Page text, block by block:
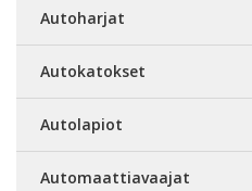
Autoharjat
Autokatokset
Autolapiot
Automaattiavaajat